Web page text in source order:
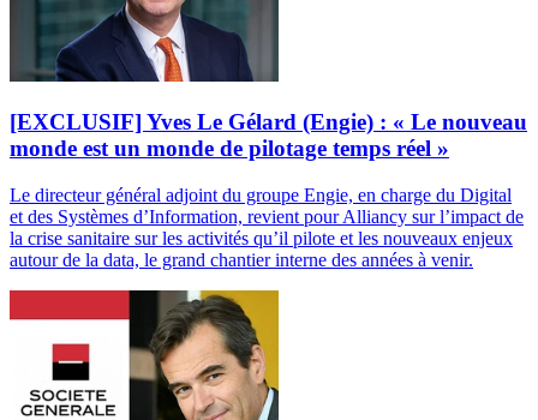
[EXCLUSIF] Yves Le Gélard (Engie) : « Le nouveau
monde est un monde de pilotage temps réel »
Le directeur général adjoint du groupe Engie, en charge du Digital
et des Systèmes d’Information, revient pour Alliancy sur l’impact de
la crise sanitaire sur les activités qu’il pilote et les nouveaux enjeux
autour de la data, le grand chantier interne des années à venir.